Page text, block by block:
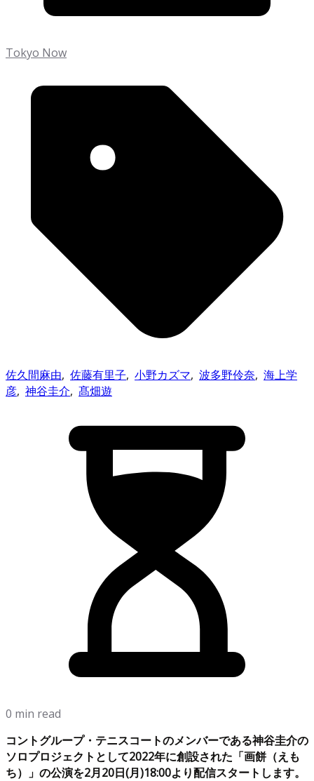
Tokyo Now
佐久間麻由, 佐藤有里子, 小野カズマ, 波多野伶奈, 海上学
彦, 神谷圭介, 髙畑遊
0 min read
コントグループ・テニスコートのメンバーである神谷圭介の
ソロプロジェクトとして2022年に創設された「画餅（えも
ち）」の公演を2月20日(月)18:00より配信スタートします。